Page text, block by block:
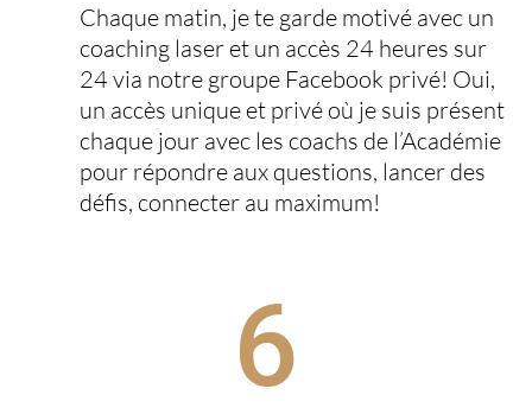
Chaque matin, je te garde motivé avec un
coaching laser et un accès 24 heures sur
24 via notre groupe Facebook privé! Oui,
un accès unique et privé où je suis présent
chaque jour avec les coachs de l’Académie
pour répondre aux questions, lancer des
défis, connecter au maximum!
6